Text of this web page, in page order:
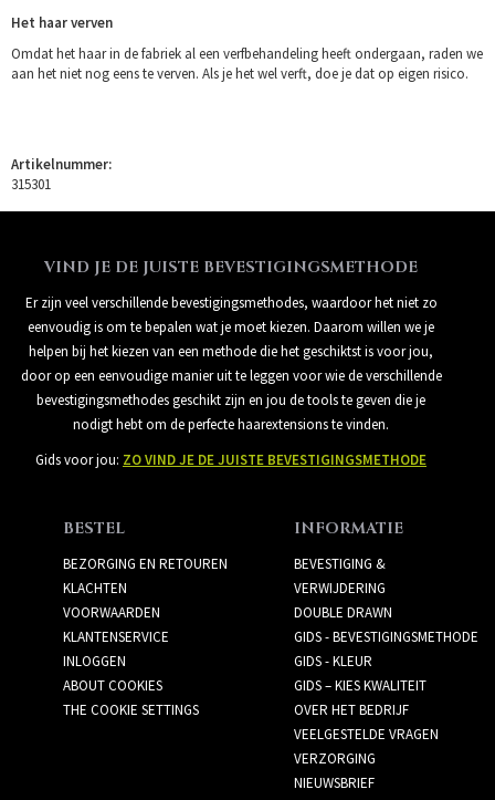
Het haar verven
Omdat het haar in de fabriek al een verfbehandeling heeft ondergaan, raden we
aan het niet nog eens te verven. Als je het wel verft, doe je dat op eigen risico.
Artikelnummer:
315301
VIND JE DE JUISTE BEVESTIGINGSMETHODE
Er zijn veel verschillende bevestigingsmethodes, waardoor het niet zo
eenvoudig is om te bepalen wat je moet kiezen. Daarom willen we je
helpen bij het kiezen van een methode die het geschiktst is voor jou,
door op een eenvoudige manier uit te leggen voor wie de verschillende
bevestigingsmethodes geschikt zijn en jou de tools te geven die je
nodigt hebt om de perfecte haarextensions te vinden.
Gids voor jou: ZO VIND JE DE JUISTE BEVESTIGINGSMETHODE
BESTEL
BEZORGING EN RETOUREN
KLACHTEN
VOORWAARDEN
KLANTENSERVICE
INLOGGEN
ABOUT COOKIES
THE COOKIE SETTINGS
INFORMATIE
BEVESTIGING &
VERWIJDERING
DOUBLE DRAWN
GIDS - BEVESTIGINGSMETHODE
GIDS - KLEUR
GIDS – KIES KWALITEIT
OVER HET BEDRIJF
VEELGESTELDE VRAGEN
VERZORGING
NIEUWSBRIEF